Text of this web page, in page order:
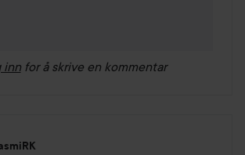
inn for å skrive en kommentar